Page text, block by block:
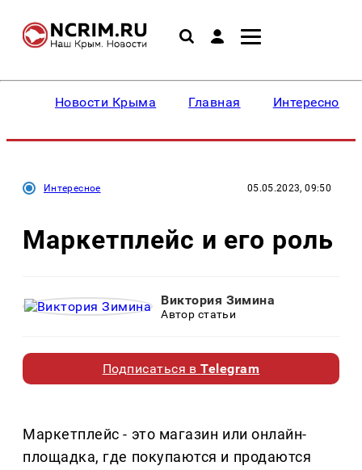
Новости Крыма Главная Интересное
Интересное 05.05.2023, 09:50
Маркетплейс и его роль
Виктория Зимина
Автор статьи
Подписаться вTelegram
Маркетплейс - это магазин или онлайн-
площадка, где покупаются и продаются